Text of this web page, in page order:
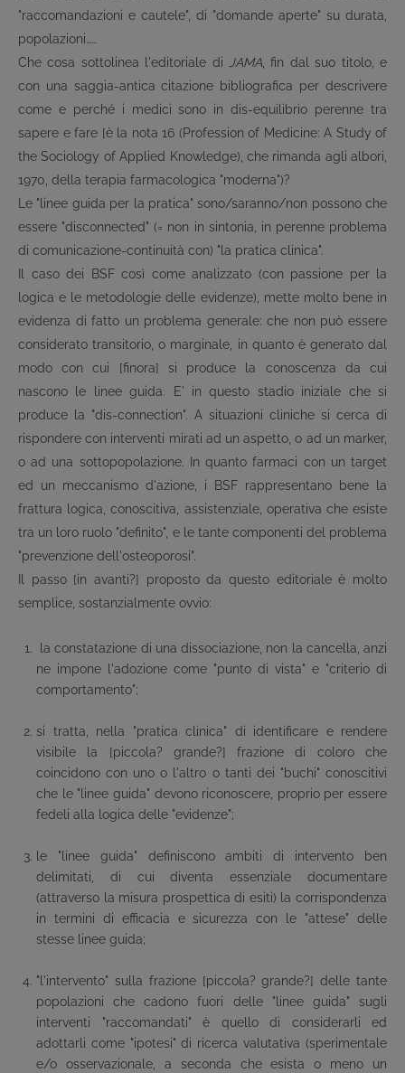
"raccomandazioni e cautele", di "domande aperte" su durata,
popolazioni……
Che cosa sottolinea l'editoriale di
JAMA , fin dal suo titolo, e
con una saggia-antica citazione bibliografica per descrivere
come e perché i medici sono in dis-equilibrio perenne tra
sapere e fare [è la nota 16 (Profession of Medicine: A Study of
the Sociology of Applied Knowledge), che rimanda agli albori,
1970, della terapia farmacologica "moderna")?
Le "linee guida per la pratica" sono/saranno/non possono che
essere "disconnected" (= non in sintonia, in perenne problema
di comunicazione-continuità con) "la pratica clinica".
Il caso dei BSF così come analizzato (con passione per la
logica e le metodologie delle evidenze), mette molto bene in
evidenza di fatto un problema generale: che non può essere
considerato transitorio, o marginale, in quanto è generato dal
modo con cui [finora] si produce la conoscenza da cui
nascono le linee guida. E' in questo stadio iniziale che si
produce la "dis-connection". A situazioni cliniche si cerca di
rispondere con interventi mirati ad un aspetto, o ad un marker,
o ad una sottopopolazione. In quanto farmaci con un target
ed un meccanismo d'azione, i BSF rappresentano bene la
frattura logica, conoscitiva, assistenziale, operativa che esiste
tra un loro ruolo "definito", e le tante componenti del problema
"prevenzione dell'osteoporosi".
Il passo [in avanti?] proposto da questo editoriale è molto
semplice, sostanzialmente ovvio:
la constatazione di una dissociazione, non la cancella, anzi
ne impone l'adozione come "punto di vista" e "criterio di
comportamento";
si tratta, nella "pratica clinica" di identificare e rendere
visibile la [piccola? grande?] frazione di coloro che
coincidono con uno o l'altro o tanti dei "buchi" conoscitivi
che le "linee guida" devono riconoscere, proprio per essere
fedeli alla logica delle "evidenze";
le "linee guida" definiscono ambiti di intervento ben
delimitati, di cui diventa essenziale documentare
(attraverso la misura prospettica di esiti) la corrispondenza
in termini di efficacia e sicurezza con le "attese" delle
stesse linee guida;
"l'intervento" sulla frazione [piccola? grande?] delle tante
popolazioni che cadono fuori delle "linee guida" sugli
interventi "raccomandati" è quello di considerarli ed
adottarli come "ipotesi" di ricerca valutativa (sperimentale
e/o osservazionale, a seconda che esista o meno un